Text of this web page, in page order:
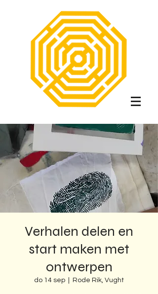
Verhalen delen en
start maken met
ontwerpen
do 14 sep Rode Rik, Vught